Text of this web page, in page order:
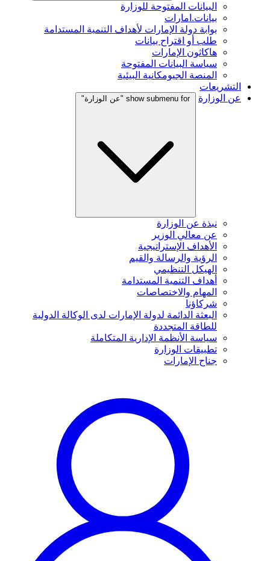
البيانات المفتوحة للوزارة
بيانات.امارات
بوابة دولة الإمارات لأهداف التنمية المستدامة
طلب أو اقتراح بيانات
هاكاثون الإمارات
سياسة البيانات المفتوحة
المنصة الجيومكانية البيئية
التشريعات
عن الوزارة
show submenu for "عن الوزارة"
نبذة عن الوزارة
عن معالي الوزير
الأهداف الإستراتيجية
الرؤية والرسالة والقيم
الهيكل التنظيمي
أهداف التنمية المستدامة
المهام والاختصاصات
شركاؤنا
البعثة الدائمة لدولة الإمارات لدى الوكالة الدولية
للطاقة المتجددة
سياسة الأنظمة الإدارية المتكاملة
تطبيقات الوزارة
جناح الإمارات